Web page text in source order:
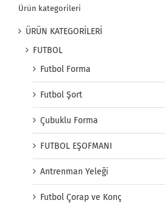
Ürün kategorileri
ÜRÜN KATEGORİLERİ
FUTBOL
Futbol Forma
Futbol Şort
Çubuklu Forma
FUTBOL EŞOFMANI
Antrenman Yeleği
Futbol Çorap ve Konç